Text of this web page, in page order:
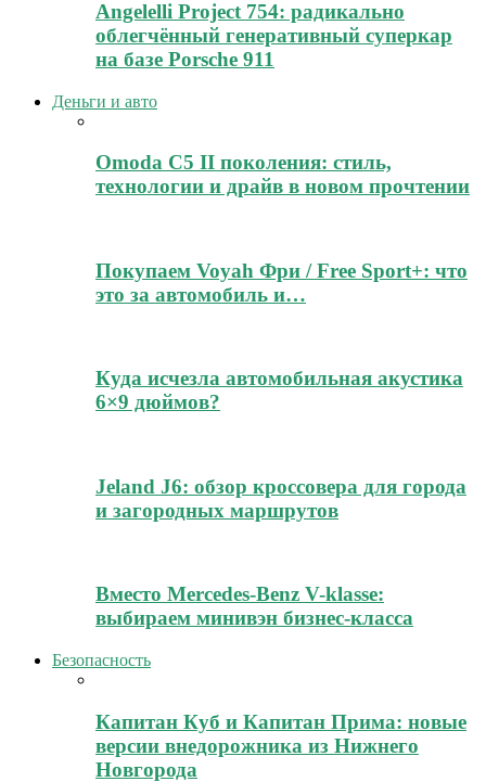
Angelelli Project 754: радикально
облегчённый генеративный суперкар
на базе Porsche 911
Деньги и авто
Omoda C5 II поколения: стиль,
технологии и драйв в новом прочтении
Покупаем Voyah Фри / Free Sport+: что
это за автомобиль и…
Куда исчезла автомобильная акустика
6×9 дюймов?
Jeland J6: обзор кроссовера для города
и загородных маршрутов
Вместо Mercedes-Benz V-klasse:
выбираем минивэн бизнес-класса
Безопасность
Капитан Куб и Капитан Прима: новые
версии внедорожника из Нижнего
Новгорода